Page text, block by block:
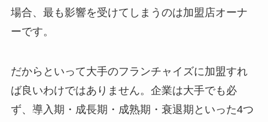
場合、最も影響を受けてしまうのは加盟店オーナ
ーです。
だからといって大手のフランチャイズに加盟すれ
ば良いわけではありません。企業は大手でも必
ず、導入期・成長期・成熟期・衰退期といった4つ